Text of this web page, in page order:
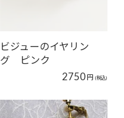
ビジューのイヤリン
グ ピンク
2750円 (税込)